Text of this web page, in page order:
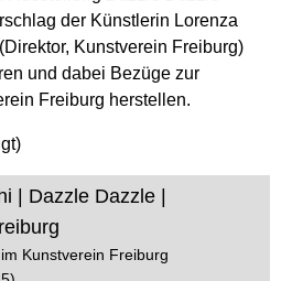
der Künstlerin Lorenza
Kunstverein Freiburg)
und dabei Bezüge zur
Freiburg herstellen.
| Dazzle Dazzle |
Kunstverein Freiburg